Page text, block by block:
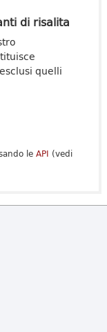
di risalita
quelli
le API (vedi